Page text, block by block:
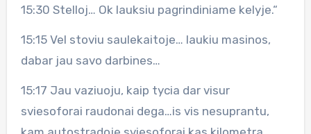
15:30 Stelloj… Ok lauksiu pagrindiniame kelyje.“
15:15 Vel stoviu saulekaitoje… laukiu masinos,
dabar jau savo darbines…
15:17 Jau vaziuoju, kaip tycia dar visur
sviesoforai raudonai dega…is vis nesuprantu,